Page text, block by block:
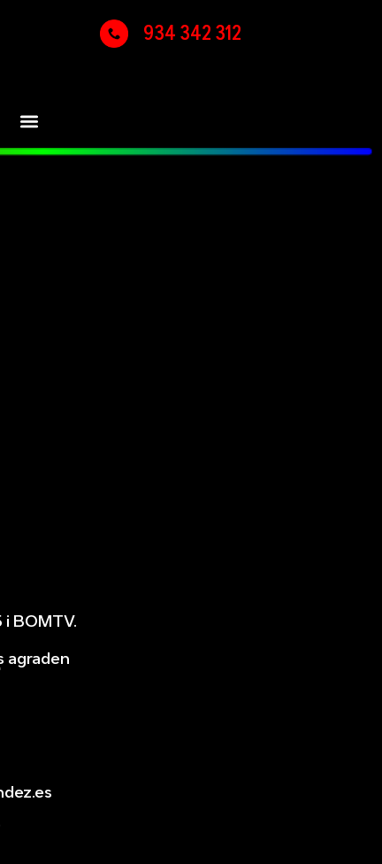
934 342 312
BOMTV.
agraden